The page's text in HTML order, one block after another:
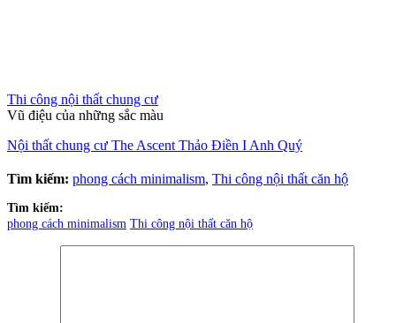
Thi công nội thất chung cư
Vũ điệu của những sắc màu
Nội thất chung cư The Ascent Thảo Điền I Anh Quý
Tìm kiếm: phong cách minimalism, Thi công nội thất căn hộ
Tìm kiếm:
phong cách minimalism Thi công nội thất căn hộ